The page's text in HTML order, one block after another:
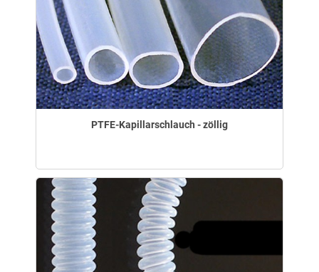
PTFE-Kapillarschlauch - zöllig